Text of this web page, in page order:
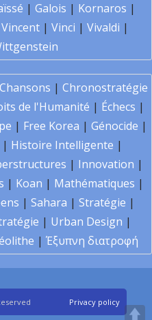
| Galois | Kornaros |
Vincent | Vinci | Vivaldi |
Chansons | Chronostratégie
de l'Humanité | Échecs |
| Free Korea | Génocide |
| Histoire Intelligente |
| Innovation |
| Koan | Mathématiques |
| Sahara | Stratégie |
| Urban Design |
| Έξυπνη διατροφή
Privacy policy